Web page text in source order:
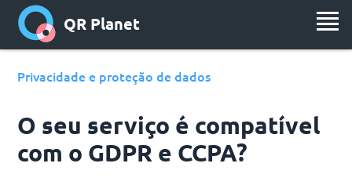
QR Planet
Privacidade e proteção de dados
O seu serviço é compatível
com o GDPR e CCPA?